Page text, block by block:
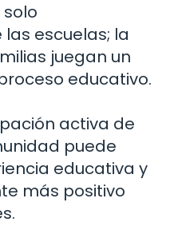
escuelas; la
juegan un
educativo.
activa de
puede
educativa y
más positivo